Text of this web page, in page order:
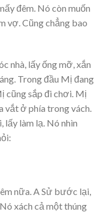
đêm. Nó còn muốn
vợ. Cũng chẳng bao
nhà, lấy ống mỡ, xắn
Trong đầu Mị đang
cũng sắp đi chơi. Mị
vắt ở phía trong vách.
lấy làm lạ. Nó nhìn
nữa. A Sử bước lại,
xách cả một thúng